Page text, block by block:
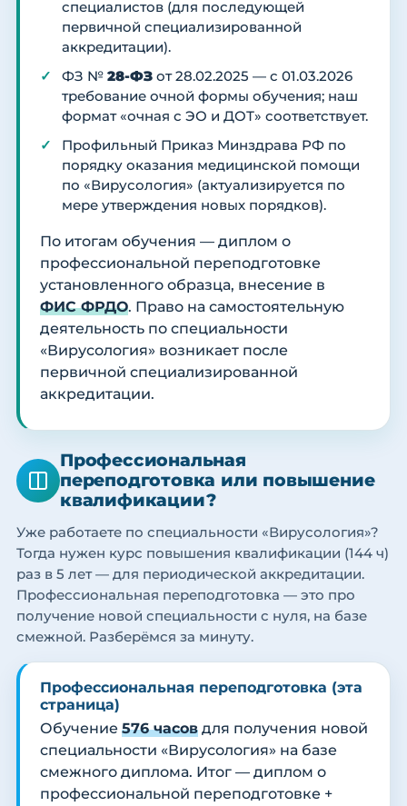
специалистов (для последующей
первичной специализированной
аккредитации).
ФЗ № 28-ФЗ от 28.02.2025 — с 01.03.2026
требование очной формы обучения; наш
формат «очная с ЭО и ДОТ» соответствует.
Профильный Приказ Минздрава РФ по
порядку оказания медицинской помощи
по «Вирусология» (актуализируется по
мере утверждения новых порядков).
По итогам обучения — диплом о
профессиональной переподготовке
установленного образца, внесение в
ФИС ФРДО. Право на самостоятельную
деятельность по специальности
«Вирусология» возникает после
первичной специализированной
аккредитации.
Профессиональная
переподготовка или повышение
квалификации?
Уже работаете по специальности «Вирусология»?
Тогда нужен курс повышения квалификации (144 ч)
раз в 5 лет — для периодической аккредитации.
Профессиональная переподготовка — это про
получение новой специальности с нуля, на базе
смежной. Разберёмся за минуту.
Профессиональная переподготовка (эта
страница)
Обучение 576 часов для получения новой
специальности «Вирусология» на базе
смежного диплома. Итог — диплом о
профессиональной переподготовке +